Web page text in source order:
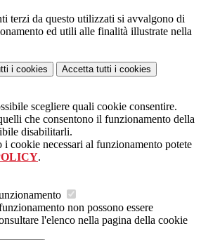
terzi da questo utilizzati si avvalgono di
ed utili alle finalità illustrate nella
i cookies Accetta tutti i cookies
scegliere quali cookie consentire.
che consentono il funzionamento della
disabilitarli.
i cookie necessari al funzionamento potete
.
non possono essere
l'elenco nella pagina della cookie